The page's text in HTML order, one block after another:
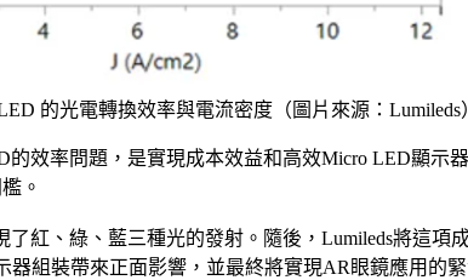
的光電轉換效率與電流密度（圖片來源：Lumileds）
效率問題，是實現成本效益和高效Micro LED顯示
。
紅、綠、藍三種光的發射。隨後，Lumileds將這項
組裝帶來正面影響，並最終將實現AR眼鏡應用的